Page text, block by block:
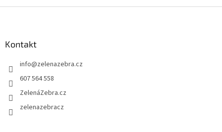
Kontakt
info@zelenazebra.cz
607 564 558
ZelenáZebra.cz
zelenazebracz